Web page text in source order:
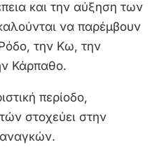
και την αύξηση των
να παρέμβουν
την Κω, την
Κάρπαθο.
περίοδο,
στοχεύει στην